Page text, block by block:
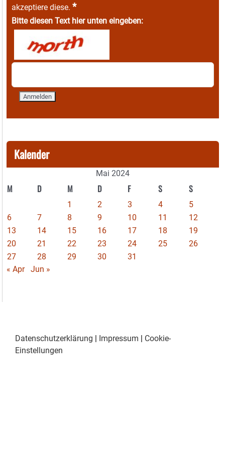
akzeptiere diese. *
Bitte diesen Text hier unten eingeben:
Kalender
Mai 2024
M D M D F S S
1 2 3 4
5
6
7 8 9 10 11
12
13
14 15 16 17 18
19
20
21 22 23 24 25
26
27
28 29 30
31
« Apr
Jun »
Datenschutzerklärung | Impressum | Cookie-
Einstellungen